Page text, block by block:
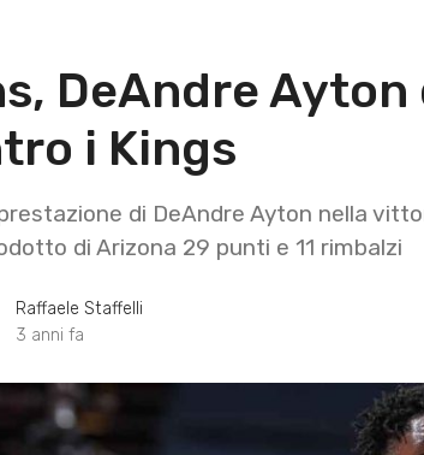
DeAndre
i Kings
di DeAndre Ayton nella
di Arizona 29 punti e 11 rimbalzi
Raffaele Staffelli
3 anni fa